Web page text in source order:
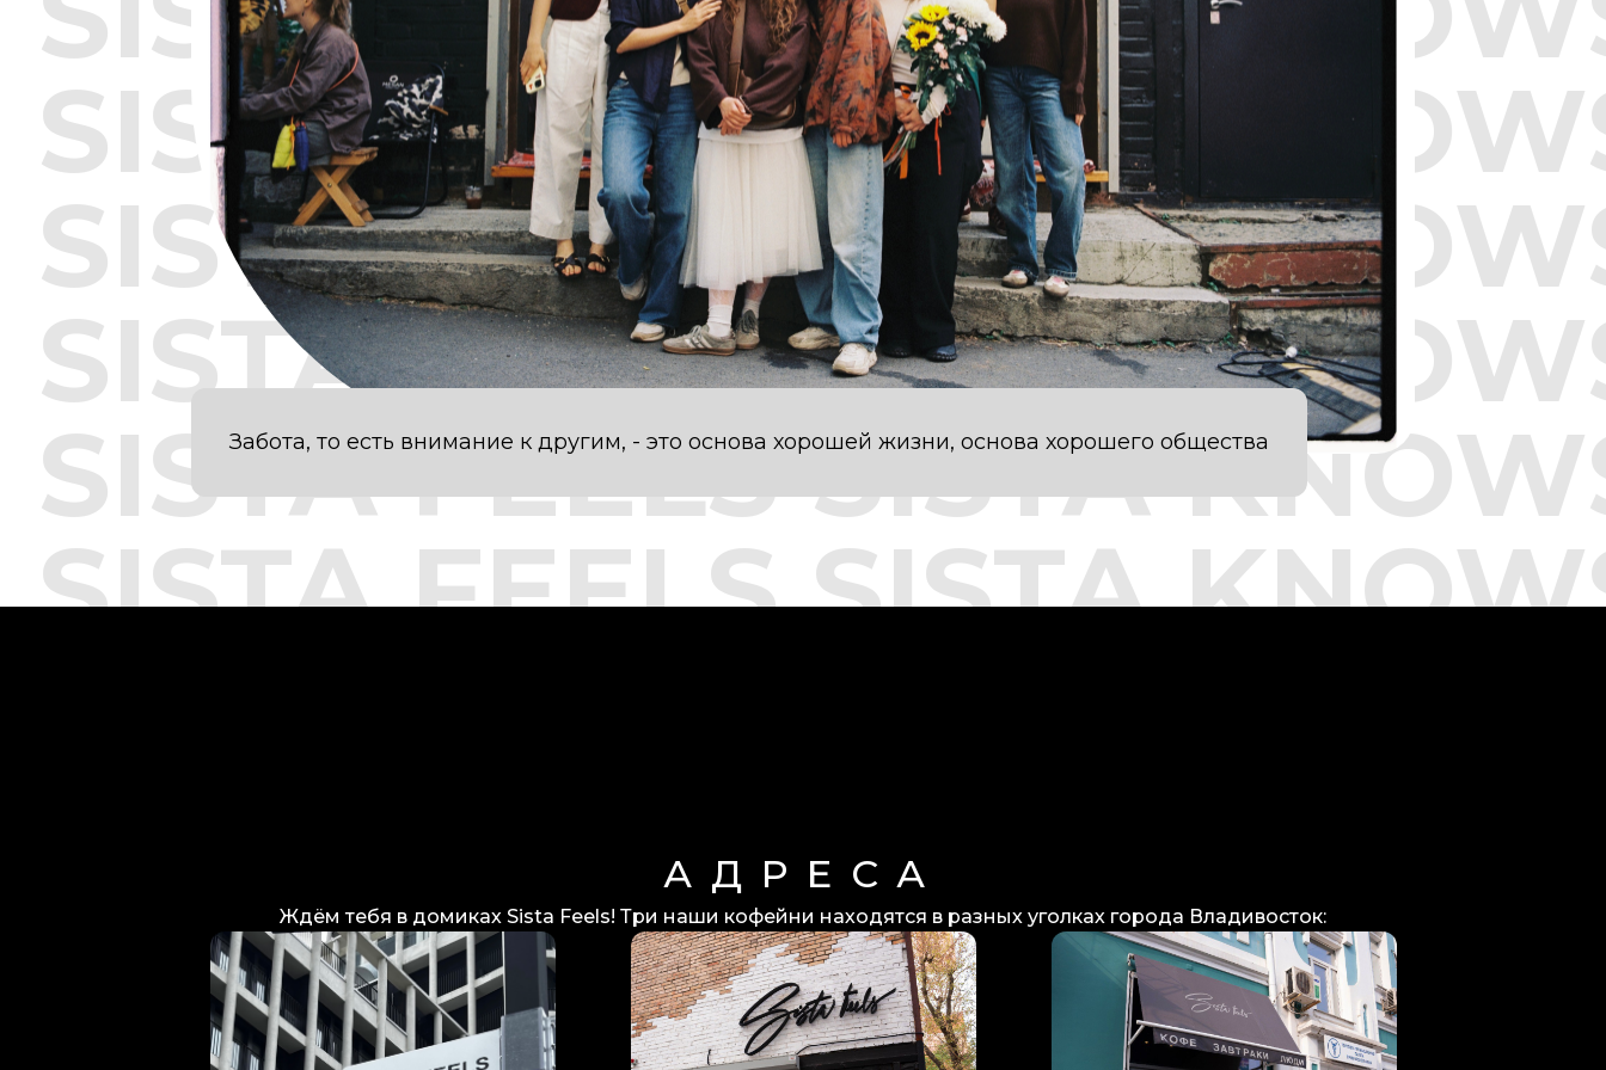
SISTA FEELS SISTA
SISTA FEELS SISTA
SISTA FEELS SISTA
SISTA FEELS SISTA
SISTA FEELS SISTA
Забота, то есть внимание к другим, - это основа хорошей жизни, основа хорошего общества
АДРЕСА
Ждём тебя в домиках Sista Feels! Три наши кофейни находятся в разных уголках города Владивосток: